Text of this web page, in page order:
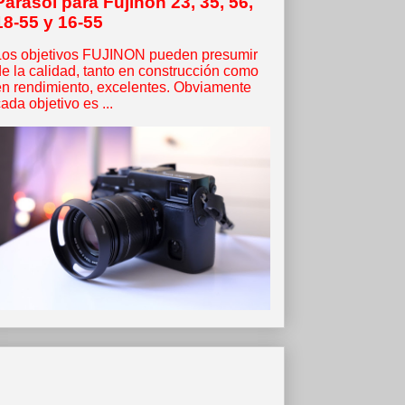
55 y 16-55
objetivos FUJINON pueden presumir
la calidad, tanto en construcción como
rendimiento, excelentes. Obviamente
objetivo es ...